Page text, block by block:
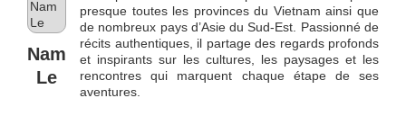
Nam
Le
presque toutes les provinces du Vietnam ainsi que
de nombreux pays d’Asie du Sud-Est. Passionné de
récits authentiques, il partage des regards profonds
et inspirants sur les cultures, les paysages et les
rencontres qui marquent chaque étape de ses
aventures.